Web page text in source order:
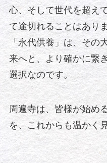
心、そして世代を超え
て途切れることはあり
「永代供養」は、その
来へと、より確かに繋
選択なのです。
周遍寺は、皆様が始め
を、これからも温かく